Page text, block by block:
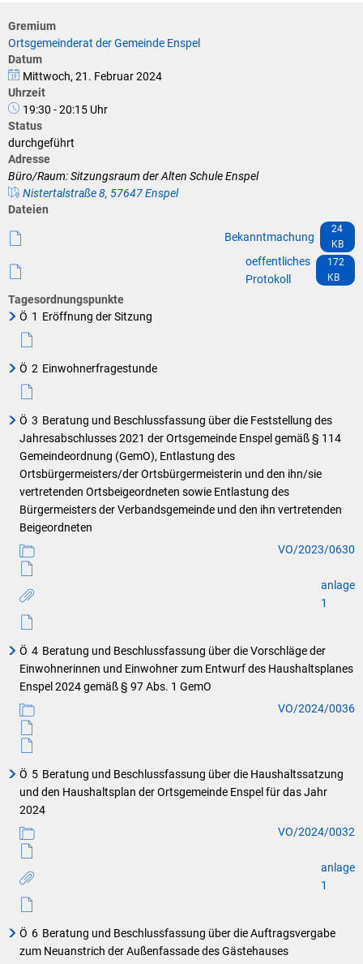
Förderungen der VG für private Umbauten
Feuerwehr
Ehrenamtskarte des Westerwaldkreises
Gremium
Ortsgemeinderat der Gemeinde Enspel
Datum
Mittwoch, 21. Februar 2024
Uhrzeit
19:30 - 20:15 Uhr
Status
durchgeführt
Adresse
Büro/Raum: Sitzungsraum der Alten Schule Enspel
Nistertalstraße 8, 57647 Enspel
Dateien
Bekanntmachung
24
KB
oeffentliches
Protokoll
172
KB
Tagesordnungspunkte
Ö 1 Eröffnung der Sitzung
Ö 2 Einwohnerfragestunde
Ö 3 Beratung und Beschlussfassung über die Feststellung des
Jahresabschlusses 2021 der Ortsgemeinde Enspel gemäß § 114
Gemeindeordnung (GemO), Entlastung des
Ortsbürgermeisters/der Ortsbürgermeisterin und den ihn/sie
vertretenden Ortsbeigeordneten sowie Entlastung des
Bürgermeisters der Verbandsgemeinde und den ihn vertretenden
Beigeordneten
VO/2023/0630
anlage
1
Ö 4 Beratung und Beschlussfassung über die Vorschläge der
Einwohnerinnen und Einwohner zum Entwurf des Haushaltsplanes
Enspel 2024 gemäß § 97 Abs. 1 GemO
VO/2024/0036
Ö 5 Beratung und Beschlussfassung über die Haushaltssatzung
und den Haushaltsplan der Ortsgemeinde Enspel für das Jahr
2024
VO/2024/0032
anlage
1
Ö 6 Beratung und Beschlussfassung über die Auftragsvergabe
zum Neuanstrich der Außenfassade des Gästehauses